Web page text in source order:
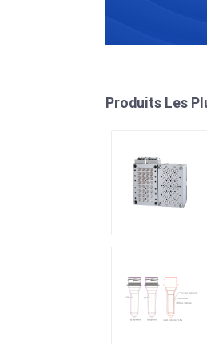
Produits Les